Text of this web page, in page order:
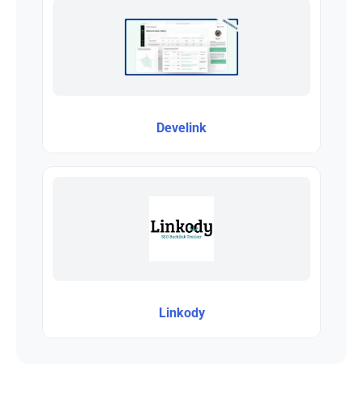
Develink
Linkody